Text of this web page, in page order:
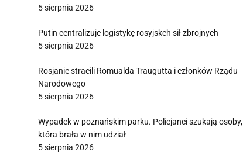
5 sierpnia 2026
Putin centralizuje logistykę rosyjskch sił zbrojnych
5 sierpnia 2026
Rosjanie stracili Romualda Traugutta i członków Rządu
Narodowego
5 sierpnia 2026
Wypadek w poznańskim parku. Policjanci szukają osoby,
która brała w nim udział
5 sierpnia 2026